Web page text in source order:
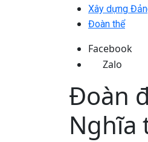
Xây dựng
Đoàn thể
Facebook
Zalo
Đoàn
Nghĩa